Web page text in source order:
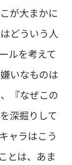
が大まかに
どういう人
ルを考えて
いなものは
『なぜこの
深掘りして
ャラはこう
とは、あま